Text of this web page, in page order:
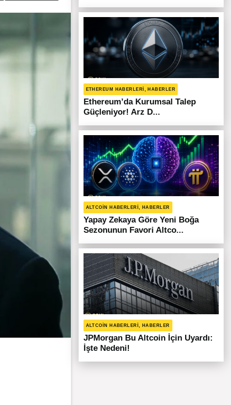
ETHEREUM HABERLERI, HABERLER
Ethereum’da Kurumsal Talep
Güçleniyor! Arz D...
ALTCOIN HABERLERI, HABERLER
Yapay Zekaya Göre Yeni Boğa
Sezonunun Favori Altco...
ALTCOIN HABERLERI, HABERLER
JPMorgan Bu Altcoin İçin Uyardı:
İşte Nedeni!